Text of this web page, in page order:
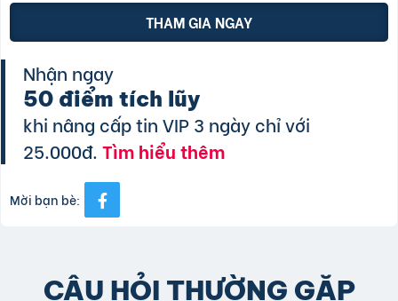
THAM GIA NGAY
Nhận ngay
50 điểm tích lũy
khi nâng cấp tin VIP 3 ngày chỉ với
25.000đ.Tìm hiểu thêm
Mời bạn bè:
CÂU HỎI THƯỜNG GẶP